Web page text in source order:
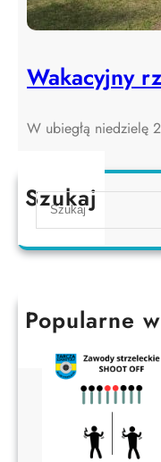
Wakacyjny
W ubiegłą niedzielę
Szukaj
S
a
h
Popularne